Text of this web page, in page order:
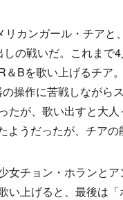
カンガール・チアと
の戦いだ。これまで
＆Bを歌い上げるチア
操作に苦戦しながら
たが、歌い出すと大
ようだったが、チアの
チョン・ホランとア
い上げると、最後は